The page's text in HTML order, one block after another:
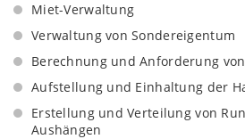
Miet-Verwaltung
Verwaltung von Sondereigentum
Berechnung und Anforderung
Aufstellung und Einhaltung der
Erstellung und Verteilung von
Aushängen